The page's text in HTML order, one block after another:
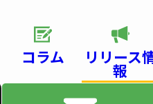
コラム リリース
報